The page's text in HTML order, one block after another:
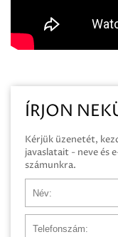
ÍRJON
Kérjük üzenetét,
javaslatait - neve és
számunkra.